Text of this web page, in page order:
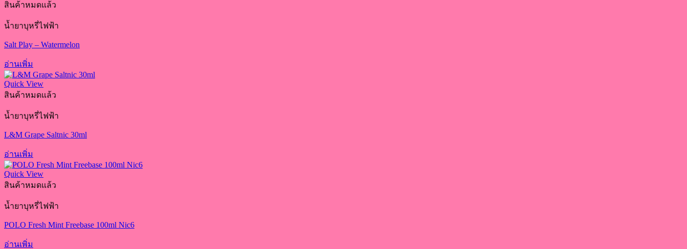
สินค้าหมดแล้ว
น้ำยาบุหรี่ไฟฟ้า
Salt Play – Watermelon
อ่านเพิ่ม
Quick View
สินค้าหมดแล้ว
น้ำยาบุหรี่ไฟฟ้า
L&M Grape Saltnic 30ml
อ่านเพิ่ม
Quick View
สินค้าหมดแล้ว
น้ำยาบุหรี่ไฟฟ้า
POLO Fresh Mint Freebase 100ml Nic6
อ่านเพิ่ม